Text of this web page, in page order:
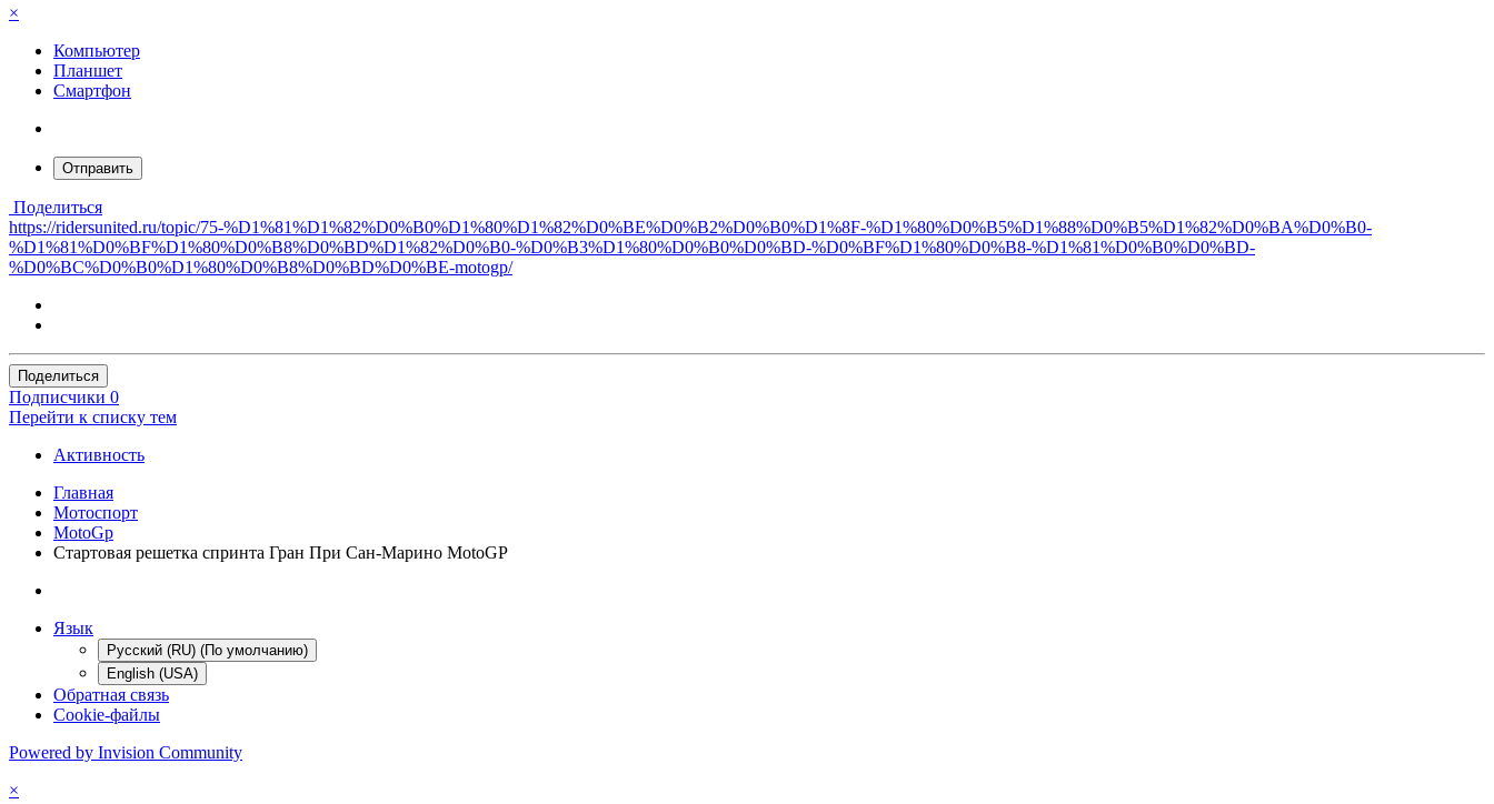
×
Компьютер
Планшет
Смартфон
Отправить
Поделиться
https://ridersunited.ru/topic/75-%D1%81%D1%82%D0%B0%D1%80%D1%82%D0%BE%D0%B2%D0%B0%D1%8F-%D1%80%D0%B5%D1%88%D0%B5%D1%82%D0%BA%D0%B0-
%D1%81%D0%BF%D1%80%D0%B8%D0%BD%D1%82%D0%B0-%D0%B3%D1%80%D0%B0%D0%BD-%D0%BF%D1%80%D0%B8-%D1%81%D0%B0%D0%BD-
%D0%BC%D0%B0%D1%80%D0%B8%D0%BD%D0%BE-motogp/
Поделиться
Подписчики 0
Перейти к списку тем
Активность
Главная
Мотоспорт
MotoGp
Стартовая решетка спринта Гран При Сан-Марино MotoGP
Язык
Русский (RU) (По умолчанию)
English (USA)
Обратная связь
Cookie-файлы
Powered by Invision Community
×